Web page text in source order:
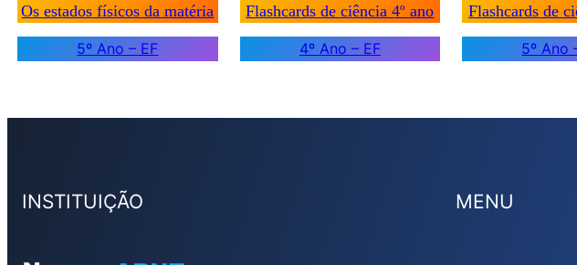
Os estados físicos da matéria
5º Ano – EF
Flashcards de ciência 4º ano
4º Ano – EF
Flashcards de
5º Ano
INSTITUIÇÃO MENU